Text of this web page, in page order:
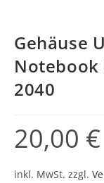
Gehäuse
Notebook
2040
20,00 €
inkl. MwSt. zzgl.